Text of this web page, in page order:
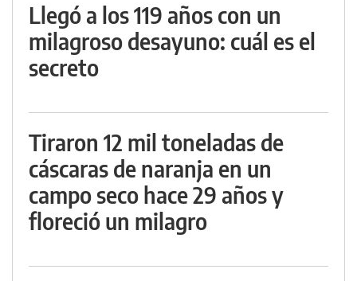
Llegó a los 119 años con un
milagroso desayuno: cuál es el
secreto
Tiraron 12 mil toneladas de
cáscaras de naranja en un
campo seco hace 29 años y
floreció un milagro